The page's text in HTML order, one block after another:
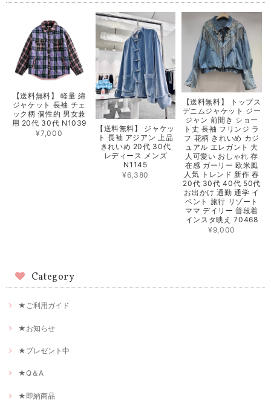
【送料無料】 軽量 綿
ジャケット 長袖 チェ
ック柄 個性的 男女兼
用 20代 30代 N1039
¥7,000
【送料無料】 ジャケッ
ト 長袖 アジアン 上品
きれいめ 20代 30代
レディース メンズ
N1145
¥6,380
【送料無料】 トップス
デニムジャケット ジー
ジャン 前開き ショー
ト丈 長袖 フリンジ ラ
フ 花柄 きれいめ カジ
ュアル エレガント 大
人可愛い おしゃれ 存
在感 ガーリー 欧米風
人気 トレンド 新作 春
20代 30代 40代 50代
お出かけ 通勤 通学 イ
ベント 旅行 リゾート
ママ デイリー 普段着
インスタ映え 70468
¥9,000
Category
★ご利用ガイド
★お知らせ
★プレゼント中
★Q＆A
★即納商品